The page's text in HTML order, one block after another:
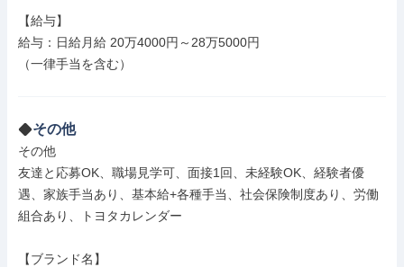
【給与】
給与：日給月給 20万4000円～28万5000円
（一律手当を含む）
その他
その他
友達と応募OK、職場見学可、面接1回、未経験OK、経験者優
遇、家族手当あり、基本給+各種手当、社会保険制度あり、労働
組合あり、トヨタカレンダー
【ブランド名】